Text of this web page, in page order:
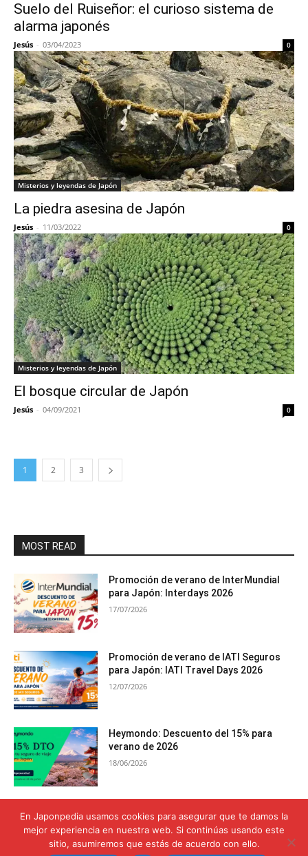
Suelo del Ruiseñor: el curioso sistema de
alarma japonés
Jesús - 03/04/2023 0
Misterios y leyendas de Japón
La piedra asesina de Japón
Jesús - 11/03/2022 0
Misterios y leyendas de Japón
El bosque circular de Japón
Jesús - 04/09/2021 0
1 2 3
MOST READ
Promoción de verano de InterMundial
para Japón: Interdays 2026
17/07/2026
Promoción de verano de IATI Seguros
para Japón: IATI Travel Days 2026
12/07/2026
Heymondo: Descuento del 15% para
verano de 2026
18/06/2026
Seguro de viaje para el Monte Fuji:
Cobertura para alcanzar la cima con
seguridad
12/06/2026
En Japonpedia usamos cookies para asegurar que te damos la
mejor experiencia en nuestra web. Si continúas usando este
sitio, asumiremos que estás de acuerdo con ello.